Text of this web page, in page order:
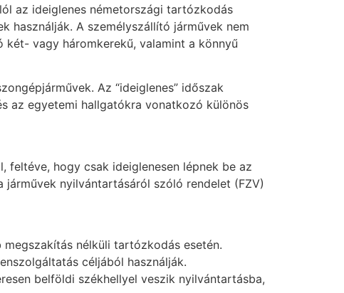
az ideiglenes németországi tartózkodás
használják. A személyszállító járművek nem
vagy háromkerekű, valamint a könnyű
Az “ideiglenes” időszak
az egyetemi hallgatókra vonatkozó különös
hogy csak ideiglenesen lépnek be az
nyilvántartásáról szóló rendelet (FZV)
nélküli tartózkodás esetén.
céljából használják.
belföldi székhellyel veszik nyilvántartásba,